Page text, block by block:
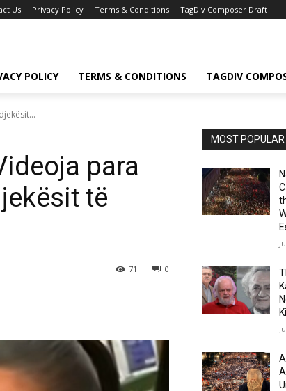
Us Privacy Policy Terms & Conditions TagDiv Composer Draft
POLICY TERMS & CONDITIONS TAGDIV
para
të
0
71
MOST POPULAR